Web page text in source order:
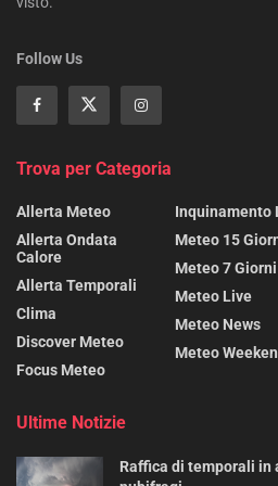
Follow Us
Trova per Categoria
Allerta Meteo
Allerta Ondata
Calore
Allerta Temporali
Clima
Discover Meteo
Focus Meteo
Inquinamento
Meteo 15
Meteo 7 Giorni
Meteo Live
Meteo News
Meteo
Ultime Notizie
Raffica di temporali in